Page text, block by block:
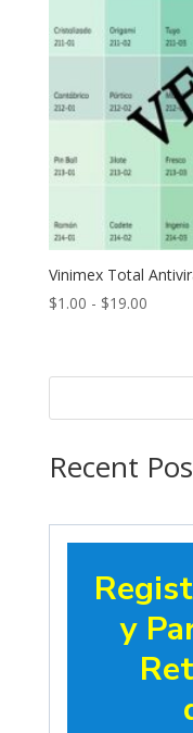
Vinimex Total
$1.00 - $19.00Rango
desde
Recent
y